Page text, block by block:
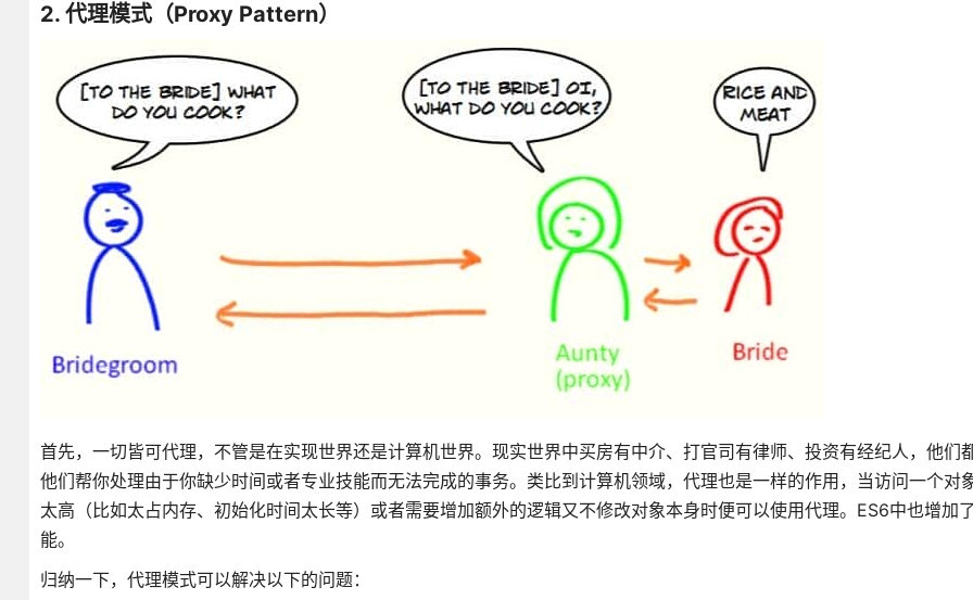
2. 代理模式（Proxy Pattern）
首先，一切皆可代理，不管是在实现世界还是计算机世界。现实世界中买房有中介、打官司有律师、投资有经纪人，他们
他们帮你处理由于你缺少时间或者专业技能而无法完成的事务。类比到计算机领域，代理也是一样的作用，当访问一个对
太高（比如太占内存、初始化时间太长等）或者需要增加额外的逻辑又不修改对象本身时便可以使用代理。ES6中也增加
能。
归纳一下，代理模式可以解决以下的问题：